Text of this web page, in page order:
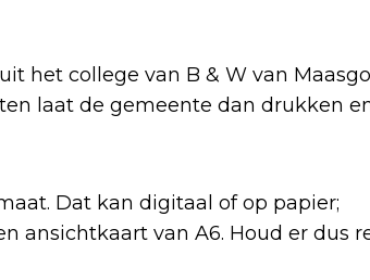
het college van B & W van
laat de gemeente dan drukken
Dat kan digitaal of op papier;
ansichtkaart van A6. Houd er dus